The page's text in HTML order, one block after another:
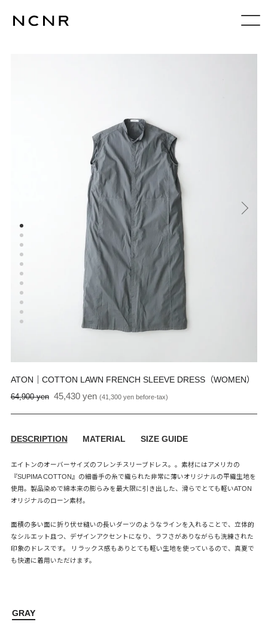
ATON｜COTTON LAWN FRENCH SLEEVE DRESS（WOMEN）
通
価
64,900 yen
販
価
45,430 yen (41,300 yen before-tax)
DESCRIPTION MATERIAL SIZE GUIDE
エイトンのオーバーサイズのフレンチスリーブドレス。。素材にはアメリカの
『SUPIMA COTTON』の細番手の糸で織られた非常に薄いオリジナルの平織生地を
使用。製品染めで綿本来の膨らみを最大限に引き出した、滑らでとても軽いATON
オリジナルのローン素材。
面積の多い面に折り伏せ縫いの長いダーツのようなラインを入れることで、立体的
なシルエット且つ、デザインアクセントになり、ラフさがありながらも洗練された
印象のドレスです。 リラックス感もありとても軽い生地を使っているので、真夏で
も快適に着用いただけます。
GRAY